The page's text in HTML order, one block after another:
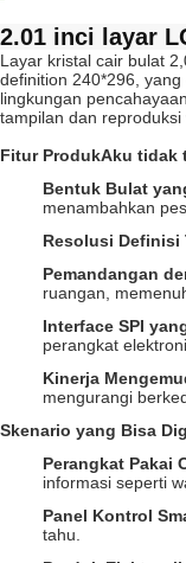
2.01 inci layar
Layar kristal cair bulat
definition 240*296,
lingkungan
tampilan dan
Fitur ProdukAku tidak
Bentuk Bulat
menambahkan
Resolusi Definisi
Pemandangan
ruangan,
Interface SPI
perangkat
Kinerja
mengurangi
Skenario yang Bisa
Perangkat Pakai
informasi seperti
Panel Kontrol
tahu.